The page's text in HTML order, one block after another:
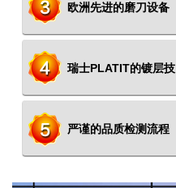
欧洲先进的磨刀设备
瑞士PLATIT的镀层技
术
严谨的品质检测流程